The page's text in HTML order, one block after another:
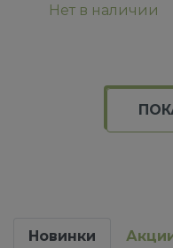
Нет в наличии
Новинки